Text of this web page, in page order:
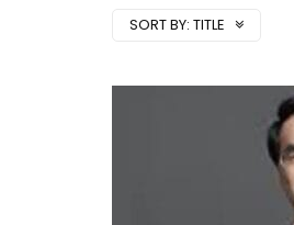
SORT BY: TITLE